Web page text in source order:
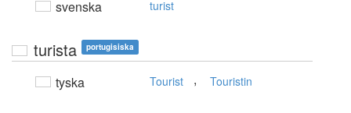
svenska turist
turista portugisiska
tyska Tourist , Touristin